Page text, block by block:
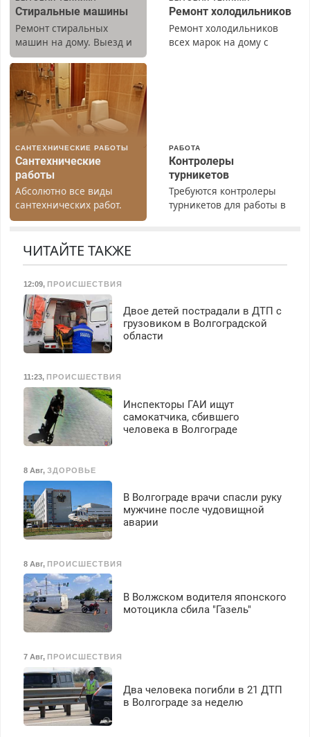
Стиральные машины
Ремонт стиральных
машин на дому. Выезд и
диагностика бесплатно.
Предусмотрены скидки.
Ремонт холодильников
Ремонт холодильников
всех марок на дому с
САНТЕХНИЧЕСКИЕ РАБОТЫ
Сантехнические
работы
Абсолютно все виды
сантехнических работ.
Быстро. Качественно.
РАБОТА
Контролеры
турникетов
Требуются контролеры
турникетов для работы в
Ежемесячно
выплачивается денежная
транспортной
безопасности с з/п до
125000 руб.
ЧИТАЙТЕ ТАКЖЕ
12:09, ПРОИСШЕСТВИЯ
Двое детей пострадали в ДТП с
грузовиком в Волгоградской
области
11:23, ПРОИСШЕСТВИЯ
Инспекторы ГАИ ищут
самокатчика, сбившего
человека в Волгограде
8 Авг, ЗДОРОВЬЕ
В Волгограде врачи спасли руку
мужчине после чудовищной
аварии
8 Авг, ПРОИСШЕСТВИЯ
В Волжском водителя японского
мотоцикла сбила "Газель"
7 Авг, ПРОИСШЕСТВИЯ
Два человека погибли в 21 ДТП
в Волгограде за неделю